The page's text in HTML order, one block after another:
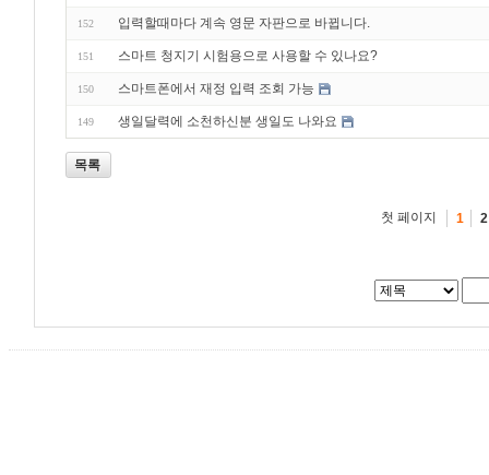
152 입력할때마다 계속 영문 자판으로 바뀝니다.
151 스마트 청지기 시험용으로 사용할 수 있나요?
150 스마트폰에서 재정 입력 조회 가능
149 생일달력에 소천하신분 생일도 나와요
목록
첫 페이지 1 2